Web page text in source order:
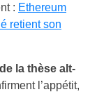
: Ethereum
retient son
la thèse alt-
l’appétit,